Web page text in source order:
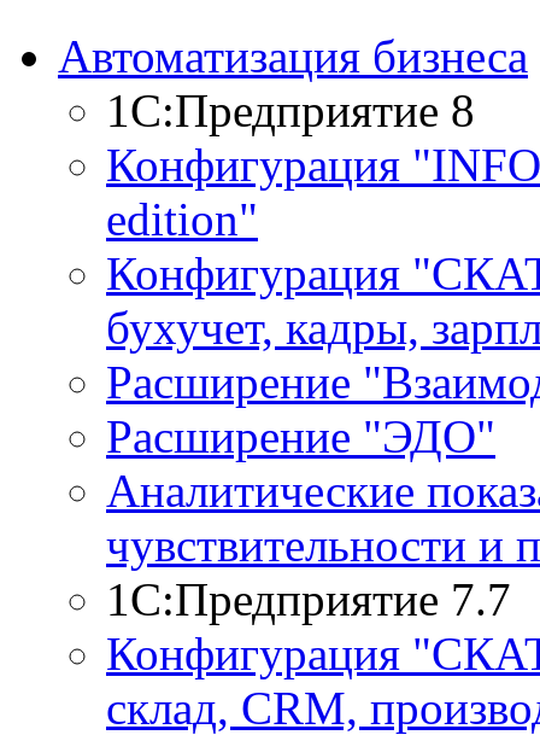
Автоматизация бизнеса
1С:Предприятие 8
Конфигурация
edition"
Конфигурация
бухучет, кадры,
Расширение
Расширение "ЭДО"
Аналитические
чувствительности и
1С:Предприятие 7.7
Конфигурация
склад, CRM,